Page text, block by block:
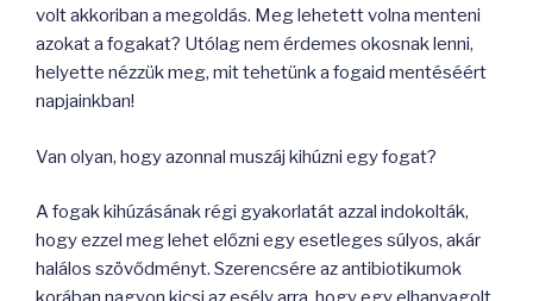
volt akkoriban a megoldás. Meg lehetett volna menteni
azokat a fogakat? Utólag nem érdemes okosnak lenni,
helyette nézzük meg, mit tehetünk a fogaid mentéséért
napjainkban!
Van olyan, hogy azonnal muszáj kihúzni egy fogat?
A fogak kihúzásának régi gyakorlatát azzal indokolták,
hogy ezzel meg lehet előzni egy esetleges súlyos, akár
halálos szövődményt. Szerencsére az antibiotikumok